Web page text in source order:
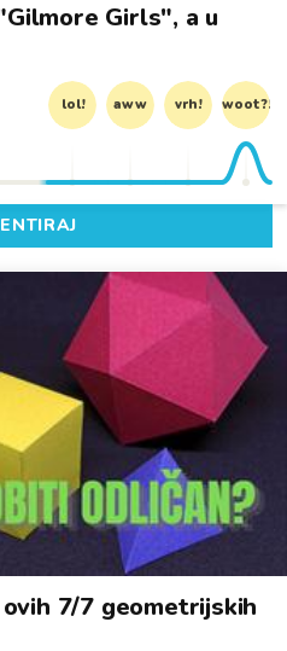
Girls", a u
lol! aww vrh! woot?!
7/7 geometrijskih